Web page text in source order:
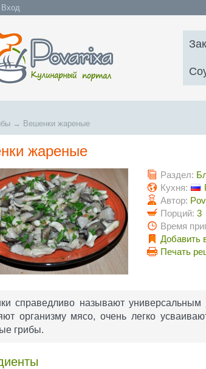
Вход
→ Вешенки жареные
жареные
Раздел:
Кухня:
Автор:
Порций: 3
Время
Добавить
Печать
справедливо называют универсальным
организму мясо, очень легко
грибы.